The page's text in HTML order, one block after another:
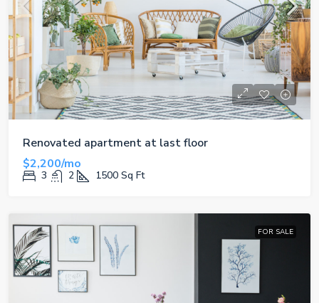
Renovated apartment at last floor
$2,200/mo
3 2 1500 Sq Ft
FOR SALE